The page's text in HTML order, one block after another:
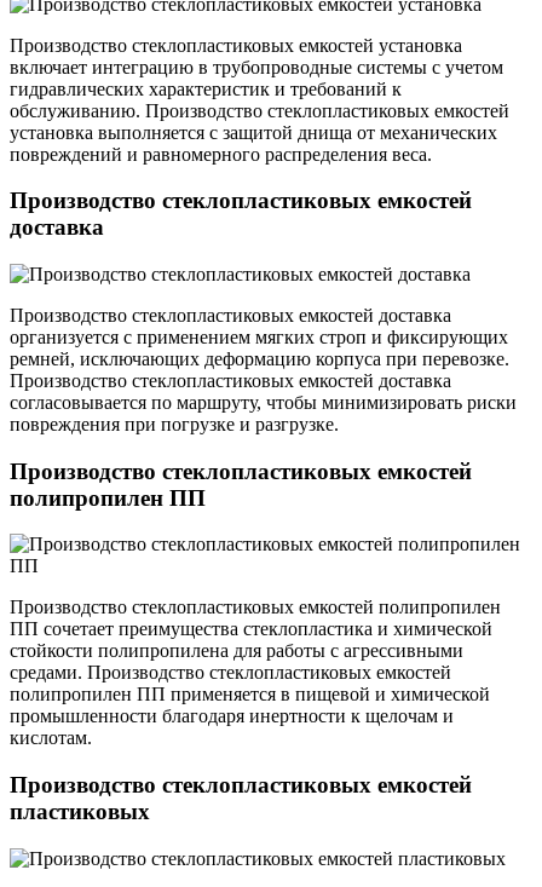
Производство стеклопластиковых емкостей установка
включает интеграцию в трубопроводные системы с учетом
гидравлических характеристик и требований к
обслуживанию. Производство стеклопластиковых емкостей
установка выполняется с защитой днища от механических
повреждений и равномерного распределения веса.
Производство стеклопластиковых емкостей
доставка
Производство стеклопластиковых емкостей доставка
организуется с применением мягких строп и фиксирующих
ремней, исключающих деформацию корпуса при перевозке.
Производство стеклопластиковых емкостей доставка
согласовывается по маршруту, чтобы минимизировать риски
повреждения при погрузке и разгрузке.
Производство стеклопластиковых емкостей
полипропилен ПП
Производство стеклопластиковых емкостей полипропилен
ПП сочетает преимущества стеклопластика и химической
стойкости полипропилена для работы с агрессивными
средами. Производство стеклопластиковых емкостей
полипропилен ПП применяется в пищевой и химической
промышленности благодаря инертности к щелочам и
кислотам.
Производство стеклопластиковых емкостей
пластиковых